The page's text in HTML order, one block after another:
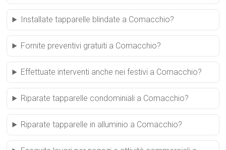
Installate tapparelle blindate a Comacchio?
Fornite preventivi gratuiti a Comacchio?
Effettuate interventi anche nei festivi a Comacchio?
Riparate tapparelle condominiali a Comacchio?
Riparate tapparelle in alluminio a Comacchio?